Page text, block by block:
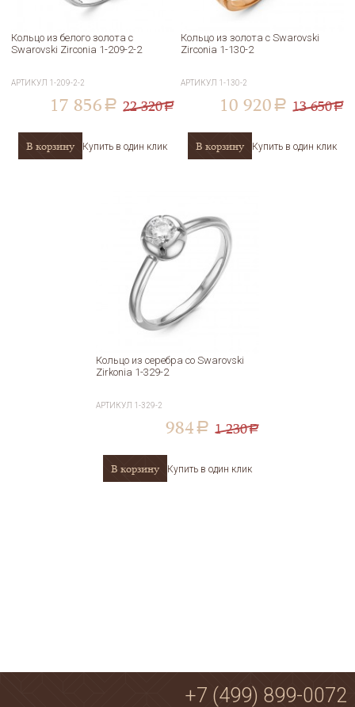
Кольцо из белого золота с
Swarovski Zirconia 1-209-2-2
АРТИКУЛ 1-209-2-2
17 856 a 22 320a
В корзину Купить в один клик
Кольцо из золота с Swarovski
Zirconia 1-130-2
АРТИКУЛ 1-130-2
10 920 a 13 650a
В корзину Купить в один клик
Кольцо из серебра со Swarovski
Zirkonia 1-329-2
АРТИКУЛ 1-329-2
984 a 1 230a
В корзину Купить в один клик
+7 (499) 899-0072